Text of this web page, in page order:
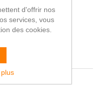
brombeer".
d'offrir nos
services, vous
des cookies.